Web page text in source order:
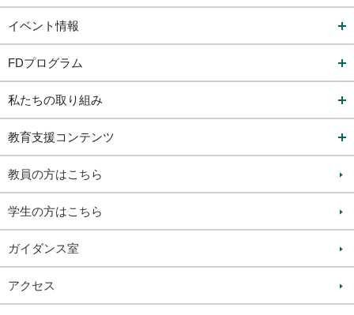
イベント情報
FDプログラム
私たちの取り組み
教育支援コンテンツ
教員の方はこちら
学生の方はこちら
ガイダンス室
アクセス